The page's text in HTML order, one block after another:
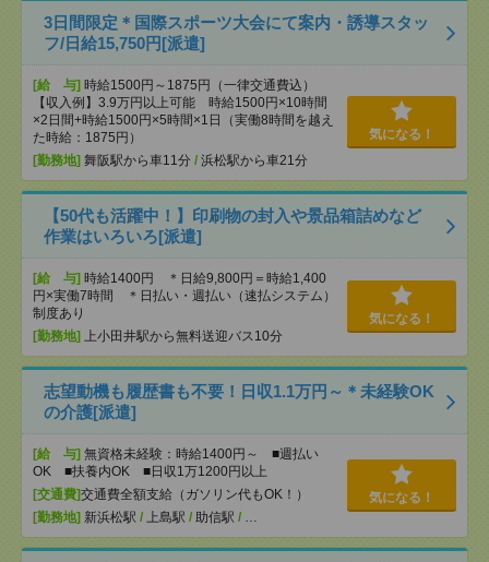
3日間限定＊国際スポーツ大会にて案内・誘導スタッ
フ/日給15,750円[派遣]
[給 与] 時給1500円～1875円（一律交通費込）
【収入例】3.9万円以上可能 時給1500円×10時間
×2日間+時給1500円×5時間×1日（実働8時間を越え
た時給：1875円）
[勤務地] 舞阪駅から車11分 / 浜松駅から車21分
気になる！
【50代も活躍中！】印刷物の封入や景品箱詰めなど
作業はいろいろ[派遣]
[給 与] 時給1400円 ＊日給9,800円＝時給1,400
円×実働7時間 ＊日払い・週払い（速払システム）
制度あり
[勤務地] 上小田井駅から無料送迎バス10分
気になる！
志望動機も履歴書も不要！日収1.1万円～＊未経験OK
の介護[派遣]
[給 与] 無資格未経験：時給1400円～ ■週払い
OK ■扶養内OK ■日収1万1200円以上
[交通費]交通費全額支給（ガソリン代もOK！）
[勤務地] 新浜松駅 / 上島駅 / 助信駅 / …
気になる！